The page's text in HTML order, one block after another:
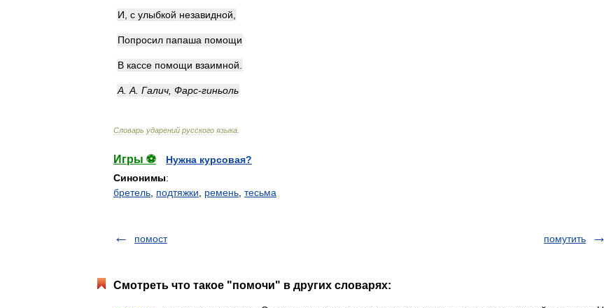
И с улыбкой незавидной
Попросил папаша помощи
В кассе помощи взаимной
А А Галич Фарс-гиньоль
Словарь ударений русского языка
Игры ⚽
Нужна курсовая?
Синонимы:
бретель подтяжки ремень тесьма
помост помутить
Смотреть что такое "помочи" в других словарях: